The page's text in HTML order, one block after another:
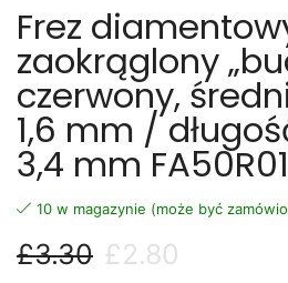
Frez
zaokrąglony
czerwony,
1,6 mm /
3,4 mm
10 w magazynie (może być
£3.30 £2.80